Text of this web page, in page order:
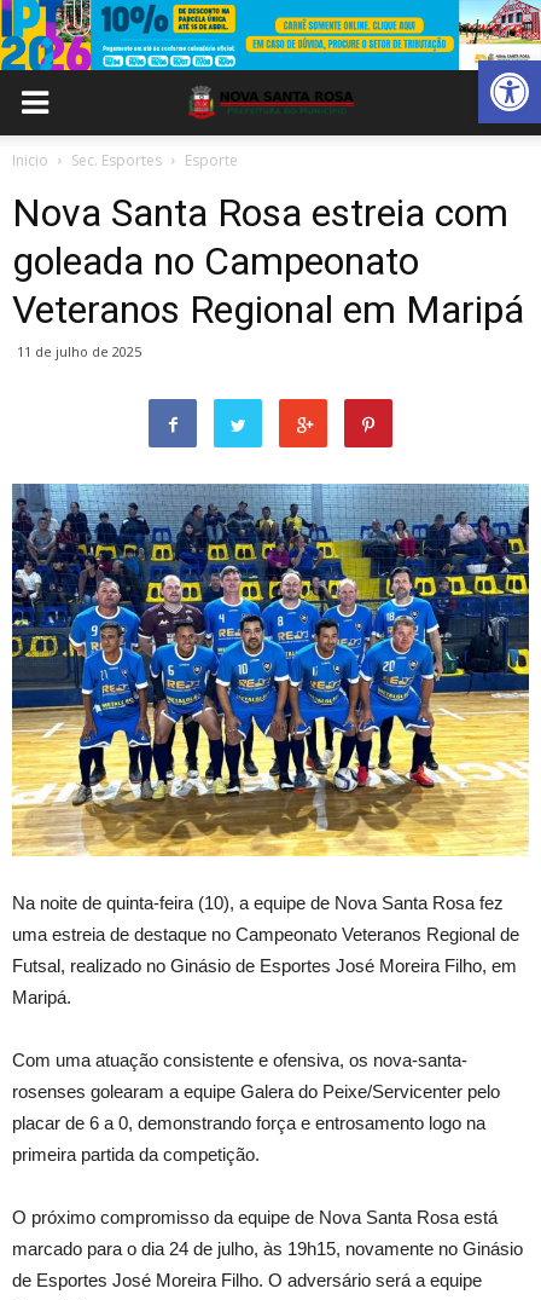
Abrir
Inicio Sec. Esportes Esporte
Nova Santa Rosa estreia com
goleada no Campeonato
Veteranos Regional em Maripá
11 de julho de 2025
Na noite de quinta-feira (10), a equipe de Nova Santa Rosa fez
uma estreia de destaque no Campeonato Veteranos Regional de
Futsal, realizado no Ginásio de Esportes José Moreira Filho, em
Maripá.
Com uma atuação consistente e ofensiva, os nova-santa-
rosenses golearam a equipe Galera do Peixe/Servicenter pelo
placar de 6 a 0, demonstrando força e entrosamento logo na
primeira partida da competição.
O próximo compromisso da equipe de Nova Santa Rosa está
marcado para o dia 24 de julho, às 19h15, novamente no Ginásio
de Esportes José Moreira Filho. O adversário será a equipe